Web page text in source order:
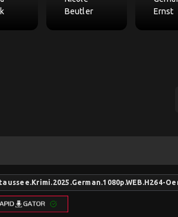
Beutler
Ernst